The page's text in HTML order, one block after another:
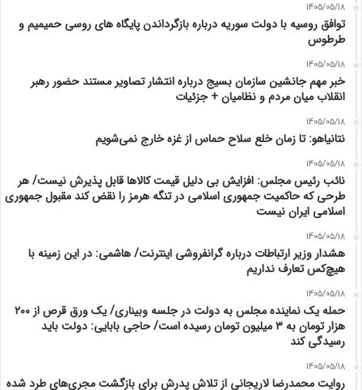
1405/05/18
توافق روسیه با دولت سوریه درباره بازگرداندن پایگاه های روسی حمیمیم و
طرطوس
1405/05/18
خبر مهم جانشین سازمان بسیج درباره انتشار تصاویر مستند حضور رهبر
انقلاب میان مردم و نظامیان + جزئیات
1405/05/18
نتانیاهو: تا زمان خلع سلاح حماس از غزه خارج نمی‌شویم
1405/05/18
نائب رئیس مجلس: افزایش بی دلیل قیمت کالاها قابل پذیرش نیست/ هر
طرحی که حاکمیت جمهوری اسلامی در تنگه هرمز را نقض کند مقبول جمهوری
اسلامی ایران نیست
1405/05/18
هشدار وزیر ارتباطات درباره گرانفروشی اینترنت/ هاشمی: در این زمینه با
هیچ‌کس تعارف نداریم
1405/05/18
حمله یک نماینده مجلس به دولت در جلسه وبیناری/ یک ورق قرص از ۲۰۰
هزار تومان به ۳ میلیون تومان رسیده است/ حاجی بابایی: دولت باید
رسیدگی کند
1405/05/18
روایت محمدرضا لاریجانی از تلاش پدرش برای بازگشت مجری‌های طرد شده